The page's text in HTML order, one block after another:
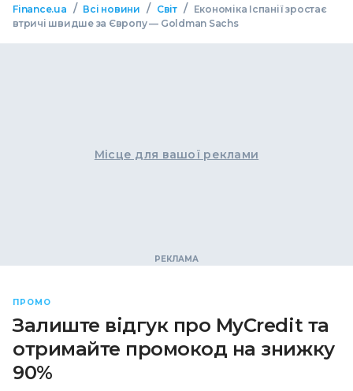
Finance.ua / Всі новини / Світ /
Економіка Іспанії зростає
втричі швидше за Європу — Goldman Sachs
Місце для вашої реклами
ПРОМО
Залиште відгук про MyCredit та
отримайте промокод на знижку
90%